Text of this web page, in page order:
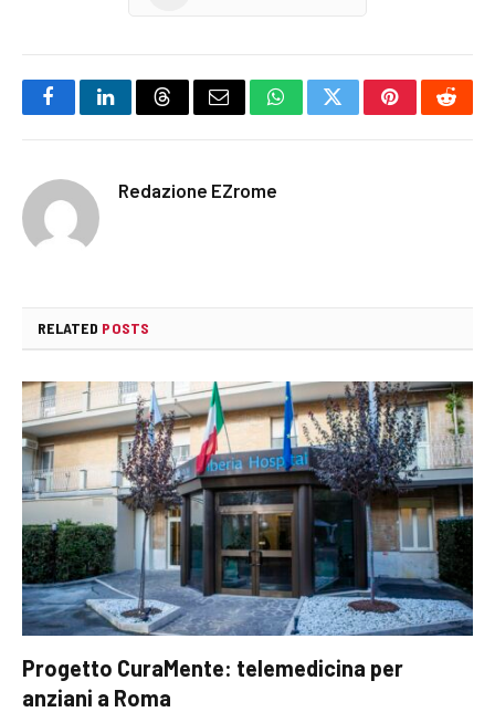
FacebookLinkedInThreadsEmail WhatsAppTwitterPinterest
Redazione EZrome
RELATED POSTS
Progetto CuraMente: telemedicina per
anziani a Roma